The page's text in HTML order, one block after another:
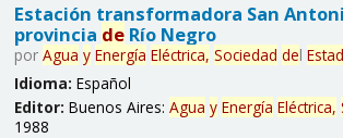
Estación transformadora San
provincia deRío Negro
por Agua y Energía Eléctrica, Sociedad del
Idioma: Español
Editor: Buenos Aires: Agua y Energía Eléctrica,
1988